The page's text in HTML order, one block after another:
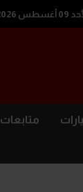
أغسطس 2026